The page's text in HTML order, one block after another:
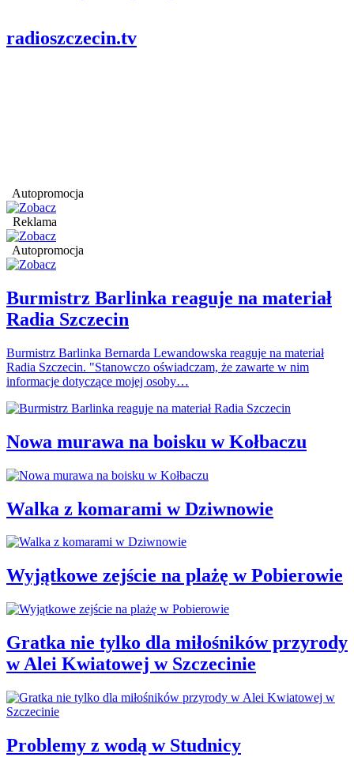
radioszczecin.tv
Autopromocja
Reklama
Autopromocja
Burmistrz Barlinka reaguje na materiał
Radia Szczecin
Burmistrz Barlinka Bernarda Lewandowska reaguje na materiał
Radia Szczecin. "Stanowczo oświadczam, że zawarte w nim
informacje dotyczące mojej osoby…
Nowa murawa na boisku w Kołbaczu
Walka z komarami w Dziwnowie
Wyjątkowe zejście na plażę w Pobierowie
Gratka nie tylko dla miłośników przyrody
w Alei Kwiatowej w Szczecinie
Problemy z wodą w Studnicy